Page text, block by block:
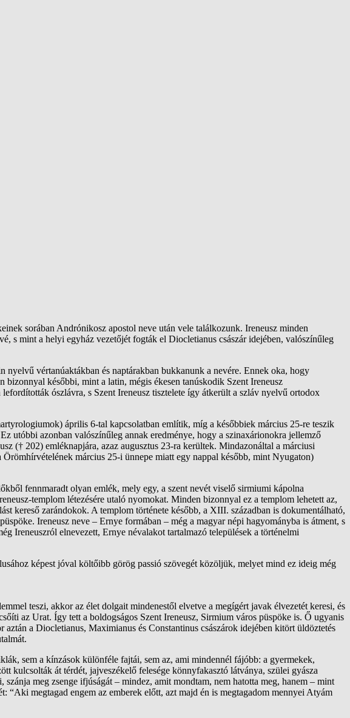
sorában Andrónikosz apostol neve után vele találkozunk. Ireneusz minden
s mint a helyi egyház vezetőjét fogták el Diocletianus császár idejében, valószínűleg
vértanúaktákban és naptárakban bukkanunk a nevére. Ennek oka, hogy
későbbi, mint a latin, mégis ékesen tanúskodik Szent Ireneusz
ószlávra, s Szent Ireneusz tisztelete így átkerült a szláv nyelvű ortodox
április 6-tal kapcsolatban említik, míg a későbbiek március 25-re teszik
utóbbi azonban valószínűleg annak eredménye, hogy a szinaxárionokra jellemző
(† 202) emléknapjára, azaz augusztus 23-ra kerültek. Mindazonáltal a márciusi
március 25-i ünnepe miatt egy nappal később, mint Nyugaton)
fennmaradt olyan emlék, mely egy, a szent nevét viselő sirmiumi kápolna
templom létezésére utaló nyomokat. Minden bizonnyal ez a templom lehetett az,
kereső zarándokok. A templom története később, a XIII. században is dokumentálható,
Ireneusz neve – Ernye formában – még a magyar népi hagyományba is átment, s
Ireneuszról elnevezett, Ernye névalakot tartalmazó települések a történelmi
képest jóval költőibb görög passió szövegét közöljük, melyet mind ez ideig még
teszi, akkor az élet dolgait mindenestől elvetve a megígért javak élvezetét keresi, és
az Urat. Így tett a boldogságos Szent Ireneusz, Sirmium város püspöke is. Ő ugyanis
a Diocletianus, Maximianus és Constantinus császárok idejében kitört üldöztetés
sem a kínzások különféle fajtái, sem az, ami mindennél fájóbb: a gyermekek,
kulcsolták át térdét, jajveszékelő felesége könnyfakasztó látványa, szülei gyásza
meg zsenge ifjúságát – mindez, amit mondtam, nem hatotta meg, hanem – mint
“Aki megtagad engem az emberek előtt, azt majd én is megtagadom mennyei Atyám